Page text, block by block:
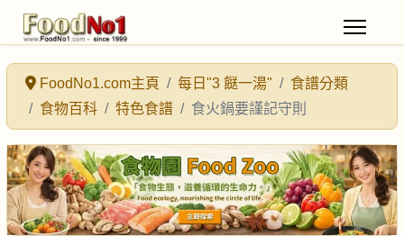
FoodNo1.com主頁 每日"3 餸一湯"
食譜分類
食物百科
特色食譜 食火鍋要謹記守則